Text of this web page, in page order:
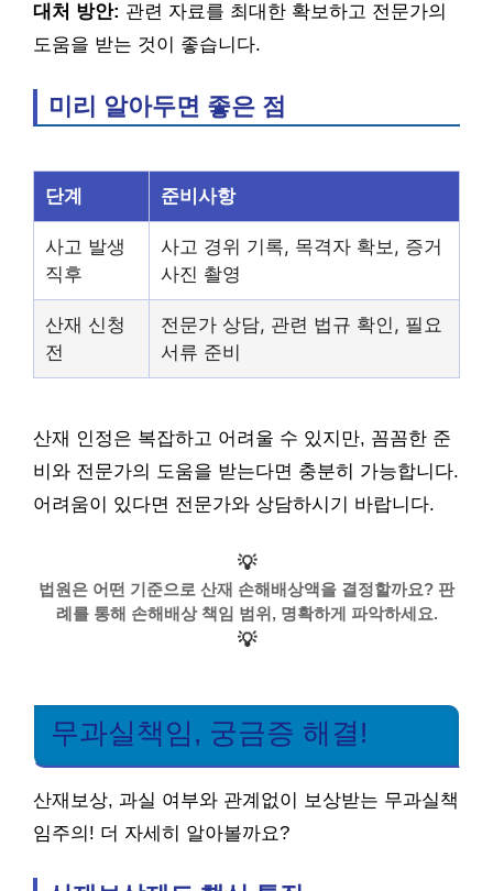
대처 방안: 관련 자료를 최대한 확보하고 전문가의
도움을 받는 것이 좋습니다.
미리 알아두면 좋은 점
단계 준비사항
사고 발생
직후
사고 경위 기록, 목격자 확보, 증거
사진 촬영
산재 신청
전
전문가 상담, 관련 법규 확인, 필요
서류 준비
산재 인정은 복잡하고 어려울 수 있지만, 꼼꼼한 준
비와 전문가의 도움을 받는다면 충분히 가능합니다.
어려움이 있다면 전문가와 상담하시기 바랍니다.
💡
법원은 어떤 기준으로 산재 손해배상액을 결정할까요? 판
례를 통해 손해배상 책임 범위, 명확하게 파악하세요.
💡
무과실책임, 궁금증 해결!
산재보상, 과실 여부와 관계없이 보상받는 무과실책
임주의! 더 자세히 알아볼까요?